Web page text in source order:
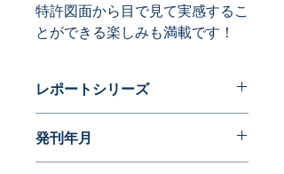
特許図面から目で見て実感するこ
とができる楽しみも満載です！
レポートシリーズ
発刊年月